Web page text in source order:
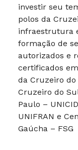
investir seu
polos da
infraestrutura
formação de
autorizados e
certificados
da Cruzeiro
Cruzeiro do
Paulo –
UNIFRAN e
Gaúcha – FSG